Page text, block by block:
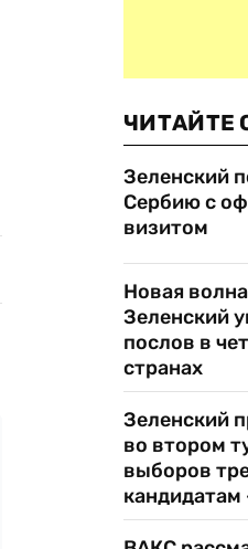
ЧИТАЙТЕ
Зеленский
Сербию с
визитом
Новая
Зеленский
послов в
странах
Зеленский
во втором
выборов